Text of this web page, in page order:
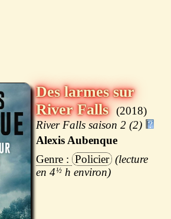
Des larmes sur
River Falls
2018
River Falls saison 2 (2)
Alexis Aubenque
Policier
4½ h